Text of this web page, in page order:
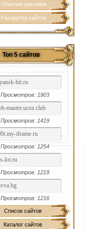
Платная реклама
Раскрутка сайтов
Топ 5 сайтов
Просмотров: 1903
Просмотров: 1419
Просмотров: 1254
Просмотров: 1219
Просмотров: 1216
Список сайтов
Каталог сайтов